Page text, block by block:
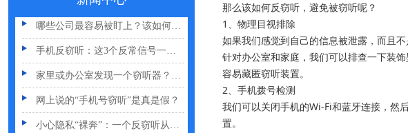
哪些公司最容易被盯上？该如何反窃听
网上说的“手机号窃听”是真是假？
那么该如何反窃听，避免被窃听呢？
1、物理目视排除
如果我们感觉到自己的信息被泄露，而且
针对办公室和家庭，我们可以排查一下装
容易藏匿窃听装置。
2、手机拨号检测
我们可以关闭手机的Wi-Fi和蓝牙连接，然
置。